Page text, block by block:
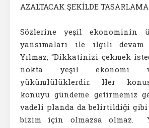
AZALTACAK ŞEKİLDE
Sözlerine yeşil ekonominin
yansımaları ile ilgili devam
Yılmaz; “Dikkatinizi çekmek
nokta yeşil ekonomi
yükümlülüklerdir. Her
konuyu gündeme getirmemiz
vadeli planda da belirtildiği
bizim için olmazsa olmaz.